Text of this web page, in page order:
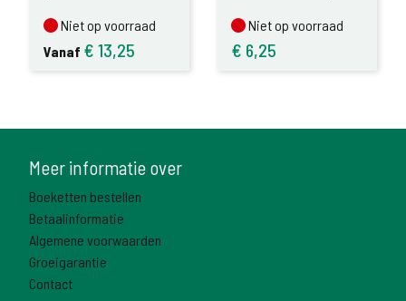
Niet op voorraad
Niet op voorraad
Vanaf € 13,25
Niet op voorraad
Niet op voorraad
€ 6,25
Meer informatie over
Boeketten bestellen
Betaalinformatie
Algemene voorwaarden
Groeigarantie
Contact